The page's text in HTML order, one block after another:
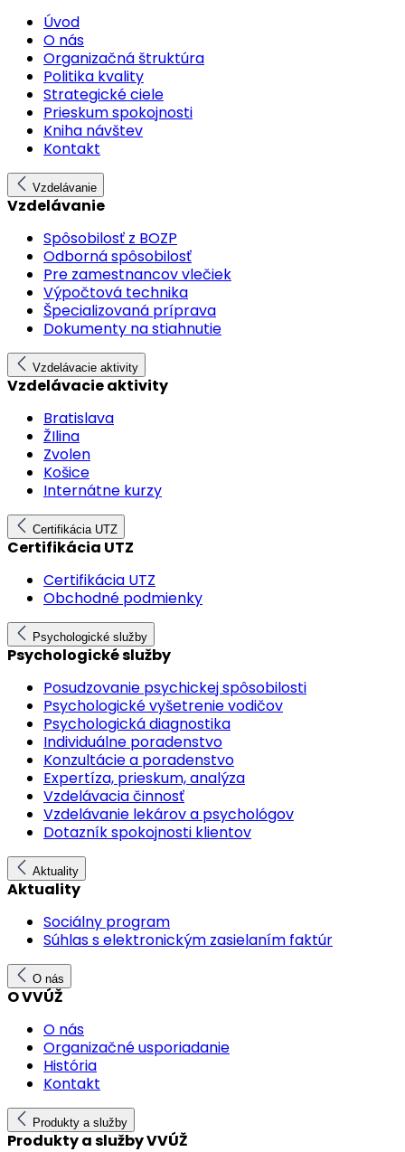
Úvod
O nás
Organizačná štruktúra
Politika kvality
Strategické ciele
Prieskum spokojnosti
Kniha návštev
Kontakt
Vzdelávanie
Vzdelávanie
Spôsobilosť z BOZP
Odborná spôsobilosť
Pre zamestnancov vlečiek
Výpočtová technika
Špecializovaná príprava
Dokumenty na stiahnutie
Vzdelávacie aktivity
Vzdelávacie aktivity
Bratislava
ŽIlina
Zvolen
Košice
Internátne kurzy
Certifikácia UTZ
Certifikácia UTZ
Certifikácia UTZ
Obchodné podmienky
Psychologické služby
Psychologické služby
Posudzovanie psychickej spôsobilosti
Psychologické vyšetrenie vodičov
Psychologická diagnostika
Individuálne poradenstvo
Konzultácie a poradenstvo
Expertíza, prieskum, analýza
Vzdelávacia činnosť
Vzdelávanie lekárov a psychológov
Dotazník spokojnosti klientov
Aktuality
Aktuality
Sociálny program
Súhlas s elektronickým zasielaním faktúr
O nás
O VVÚŽ
O nás
Organizačné usporiadanie
História
Kontakt
Produkty a služby
Produkty a služby VVÚŽ